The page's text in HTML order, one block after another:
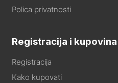
Polica privatnosti
Registracija i kupovina
Registracija
Kako kupovati